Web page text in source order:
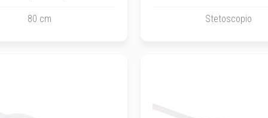
80 cm Stetoscopio